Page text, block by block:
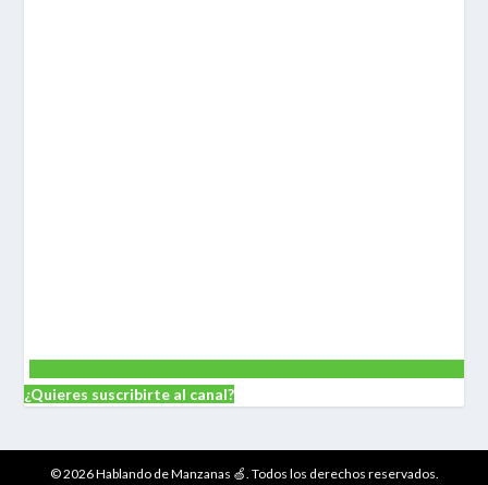
¿Quieres suscribirte al canal?
© 2026 Hablando de Manzanas 🍏. Todos los derechos reservados.